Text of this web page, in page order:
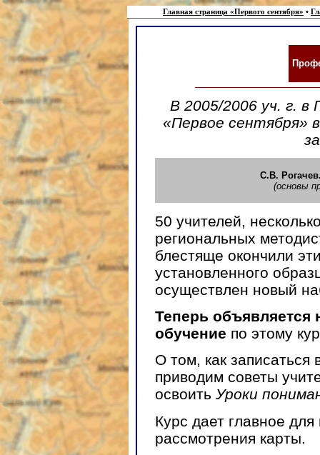
Главная страница «Первого сентября» •
В 2005/2006 уч. г. в
«Первое сентября»
С.В.
(основы
50 учителей,
региональных
блестяще окончили
установленного
осуществлен новый
Теперь объявляется
обучение по этому
О том, как записаться
приводим советы
освоить Уроки
Курс дает главное
рассмотрения карты.